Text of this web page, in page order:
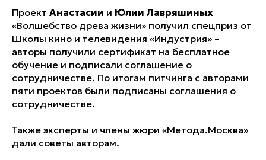
Проект Анастасии и Юлии Лавряшиных
«Волшебство древа жизни» получил спецприз от
Школы кино и телевидения «Индустрия» –
авторы получили сертификат на бесплатное
обучение и подписали соглашение о
сотрудничестве. По итогам питчинга с авторами
пяти проектов были подписаны соглашения о
сотрудничестве.
Также эксперты и члены жюри «Метода.Москва»
дали советы авторам.